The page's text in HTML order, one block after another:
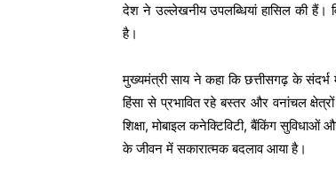
देश ने उल्लेखनीय उपलब्धियां हासिल की
है।
मुख्यमंत्री साय ने कहा कि छत्तीसगढ़ के
हिंसा से प्रभावित रहे बस्तर और वनांचल
शिक्षा, मोबाइल कनेक्टिविटी, बैंकिंग
के जीवन में सकारात्मक बदलाव आया है।